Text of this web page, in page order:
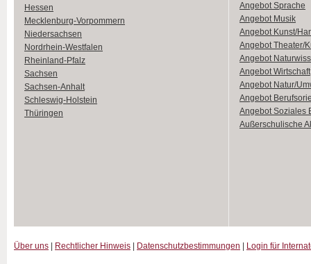
Hessen
Mecklenburg-Vorpommern
Niedersachsen
Nordrhein-Westfalen
Rheinland-Pfalz
Sachsen
Sachsen-Anhalt
Schleswig-Holstein
Thüringen
Angebot Sprache
Angebot Musik
Angebot Kunst/
Angebot Theater/
Angebot
Angebot Wirtschaft
Angebot Natur/
Angebot
Angebot Soziales
Außerschulische
Über uns Rechtlicher Hinweis Datenschutzbestimmungen Login für